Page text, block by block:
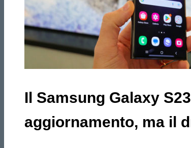
Il Samsung Galaxy
aggiornamento, ma il